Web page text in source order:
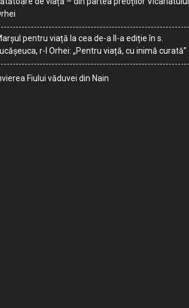
pentru viață la cea de-a II-a ediție în s.
r-l Orhei: „Pentru viață, cu inimă curată”
Fiului văduvei din Nain